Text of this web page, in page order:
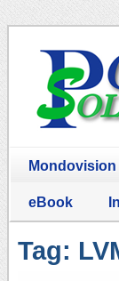
Mondovision
eBook
Tag: